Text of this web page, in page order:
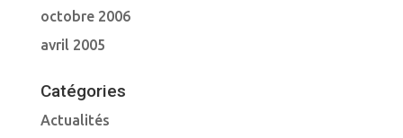
octobre 2006
avril 2005
Catégories
Actualités